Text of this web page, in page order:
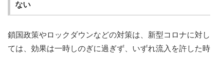
ない
鎖国政策やロックダウンなどの対策は、新型コロナに対し
ては、効果は一時しのぎに過ぎず、いずれ流入を許した時